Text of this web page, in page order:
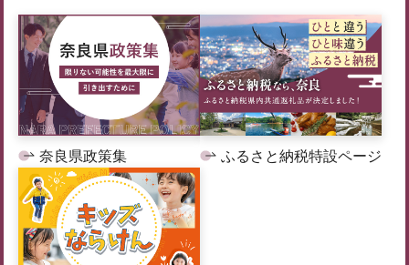
奈良県政策集 ふるさと納税特設ページ